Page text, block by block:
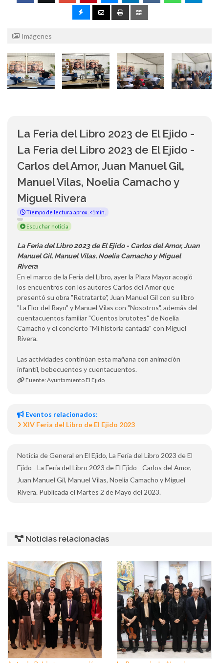
Imágenes
La Feria del Libro 2023 de El Ejido -
La Feria del Libro 2023 de El Ejido -
Carlos del Amor, Juan Manuel Gil,
Manuel Vilas, Noelia Camacho y
Miguel Rivera
Tiempo de lectura aprox. <1min.
Escuchar noticia
La Feria del Libro 2023 de El Ejido - Carlos del Amor, Juan
Manuel Gil, Manuel Vilas, Noelia Camacho y Miguel
Rivera
En el marco de la Feria del Libro, ayer la Plaza Mayor acogió
los encuentros con los autores Carlos del Amor que
presentó su obra "Retratarte", Juan Manuel Gil con su libro
"La Flor del Rayo" y Manuel Vilas con "Nosotros", además del
cuentacuentos familiar "Cuentos brutotes" de Noelia
Camacho y el concierto "Mi historia cantada" con Miguel
Rivera.
Las actividades continúan esta mañana con animación
infantil, bebecuentos y cuentacuentos.
Fuente: Ayuntamiento El Ejido
Eventos relacionados:
XIV Feria del Libro de El Ejido 2023
Noticia de General en El Ejido, La Feria del Libro 2023 de El
Ejido - La Feria del Libro 2023 de El Ejido - Carlos del Amor,
Juan Manuel Gil, Manuel Vilas, Noelia Camacho y Miguel
Rivera. Publicada el Martes 2 de Mayo del 2023.
Noticias relacionadas